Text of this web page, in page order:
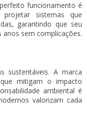
funcionamento é
sistemas que
garantindo que seu
sem complicações.
sustentáveis. A marca
mitigam o impacto
ambiental é
valorizam cada